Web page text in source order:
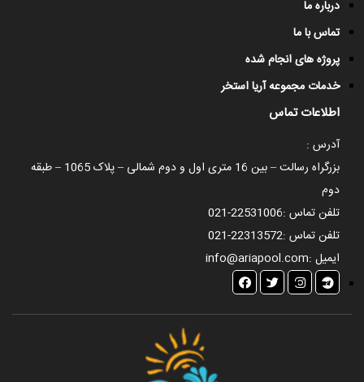
درباره ما
تماس با ما
پروژه های انجام شده
خدمات مجموعه آریا استخر
اطلاعات تماس
آدرس :
بزرگراه رسالت – بین 16 متری اول و دوم شمالی – پلاک 1065 – طبقه
دوم
تلفن تماس :021-22531006
تلفن تماس :021-22313572
ایمیل :info@ariapool.com